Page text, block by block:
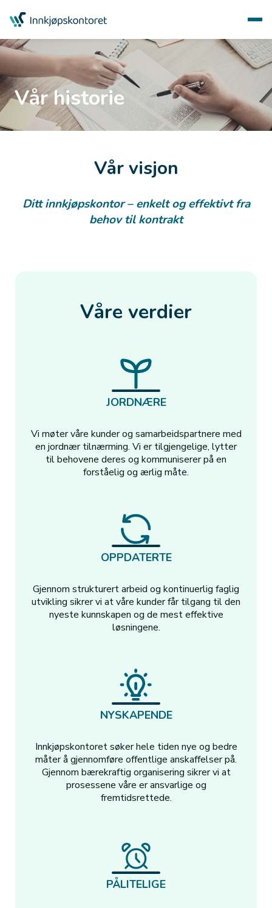
Vår historie
Vår visjon
Ditt innkjøpskontor – enkelt og effektivt fra
behov til kontrakt
Våre verdier
JORDNÆRE
Vi møter våre kunder og samarbeidspartnere med
en jordnær tilnærming. Vi er tilgjengelige, lytter
til behovene deres og kommuniserer på en
forståelig og ærlig måte.
OPPDATERTE
Gjennom strukturert arbeid og kontinuerlig faglig
utvikling sikrer vi at våre kunder får tilgang til den
nyeste kunnskapen og de mest effektive
løsningene.
NYSKAPENDE
Innkjøpskontoret søker hele tiden nye og bedre
måter å gjennomføre offentlige anskaffelser på.
Gjennom bærekraftig organisering sikrer vi at
prosessene våre er ansvarlige og
fremtidsrettede.
PÅLITELIGE